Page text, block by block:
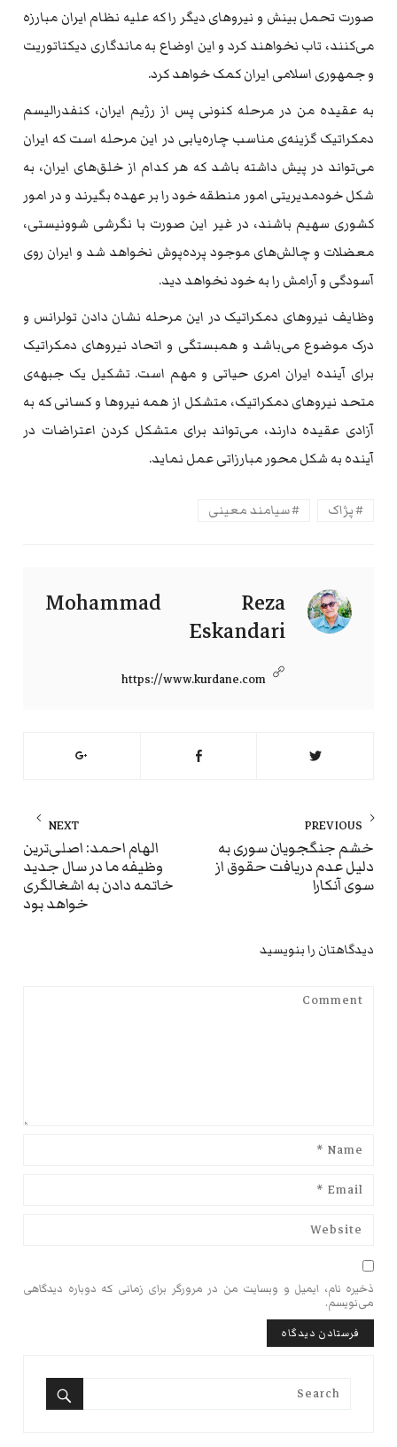
صورت تحمل بینش و نیروهای دیگر را که‌ علیه‌ نظام ایران مبارزه‌
می‌کنند، تاب نخواهند کرد و این اوضاع به‌ ماندگاری دیکتاتوریت
و جمهوری اسلامی ایران کمک خواهد کرد.
به‌ عقیده‌ من در مرحله‌ کنونی پس از رژیم ایران، کنفدرالیسم
دمکراتیک گزینه‌‌ی مناسب چاره‌یابی در این مرحله‌ است که‌ ایران
می‌تواند در پیش داشته‌ باشد که‌ هر کدام از خلق‌های ایران، به‌
شکل خودمدیریتی امور منطقه‌ خود را بر عهده‌ بگیرند و در امور
کشوری سهیم باشند، در غیر این صورت با نگرشی شوونیستی،
معضلات و چالش‌های موجود پرده‌پوش نخواهد شد و ایران روی
آسودگی و آرامش را به‌ خود نخواهد دید.
وظایف نیروهای دمکراتیک در این مرحله‌ نشان دادن تولرانس و
درک موضوع می‌باشد و همبستگی و اتحاد نیروهای دمکراتیک
برای آینده‌ ایران امری حیاتی و مهم است. تشکیل یک جبهه‌ی
متحد نیروهای دمکراتیک، متشکل از همه‌ نیروها و کسانی که‌ به‌
آزادی عقیده‌ دارند، می‌تواند برای متشکل کردن اعتراضات در
آینده‌ به‌ شکل محور مبارزاتی عمل نماید.
پژاک سیامند معینی
Mohammad Reza
Eskandari
https://www.kurdane.com
راهبری
نوشته
PREVIOUS
Previous
post:
خشم جنگجویان سوری به
دلیل عدم دریافت حقوق از
سوی آنکارا
NEXT
الهام احمد: اصلی‌ترین
وظیفه ما در سال جدید
خاتمه دادن به اشغالگری
خواهد بود
دیدگاهتان را بنویسید
ذخیره نام، ایمیل و وبسایت من در مرورگر برای زمانی که دوباره دیدگاهی
می‌نویسم.
Search